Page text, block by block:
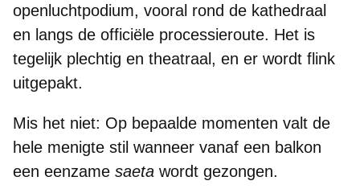
openluchtpodium, vooral rond de kathedraal
en langs de officiële processieroute. Het is
tegelijk plechtig en theatraal, en er wordt flink
uitgepakt.
Mis het niet: Op bepaalde momenten valt de
hele menigte stil wanneer vanaf een balkon
een eenzame saeta wordt gezongen.